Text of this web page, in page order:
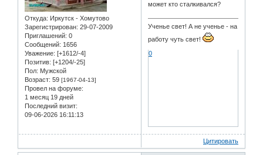
Откуда: Иркутск - Хомутово
Зарегистрирован: 29-07-2009
Приглашений: 0
Сообщений: 1656
Уважение: [+1612/-4]
Позитив: [+1204/-25]
Пол: Мужской
Возраст: 59 [1967-04-13]
Провел на форуме:
1 месяц 19 дней
Последний визит:
09-06-2026 16:11:13
может кто сталкивался?
Ученье свет! А не ученье - на
работу чуть свет!
0
Цитировать